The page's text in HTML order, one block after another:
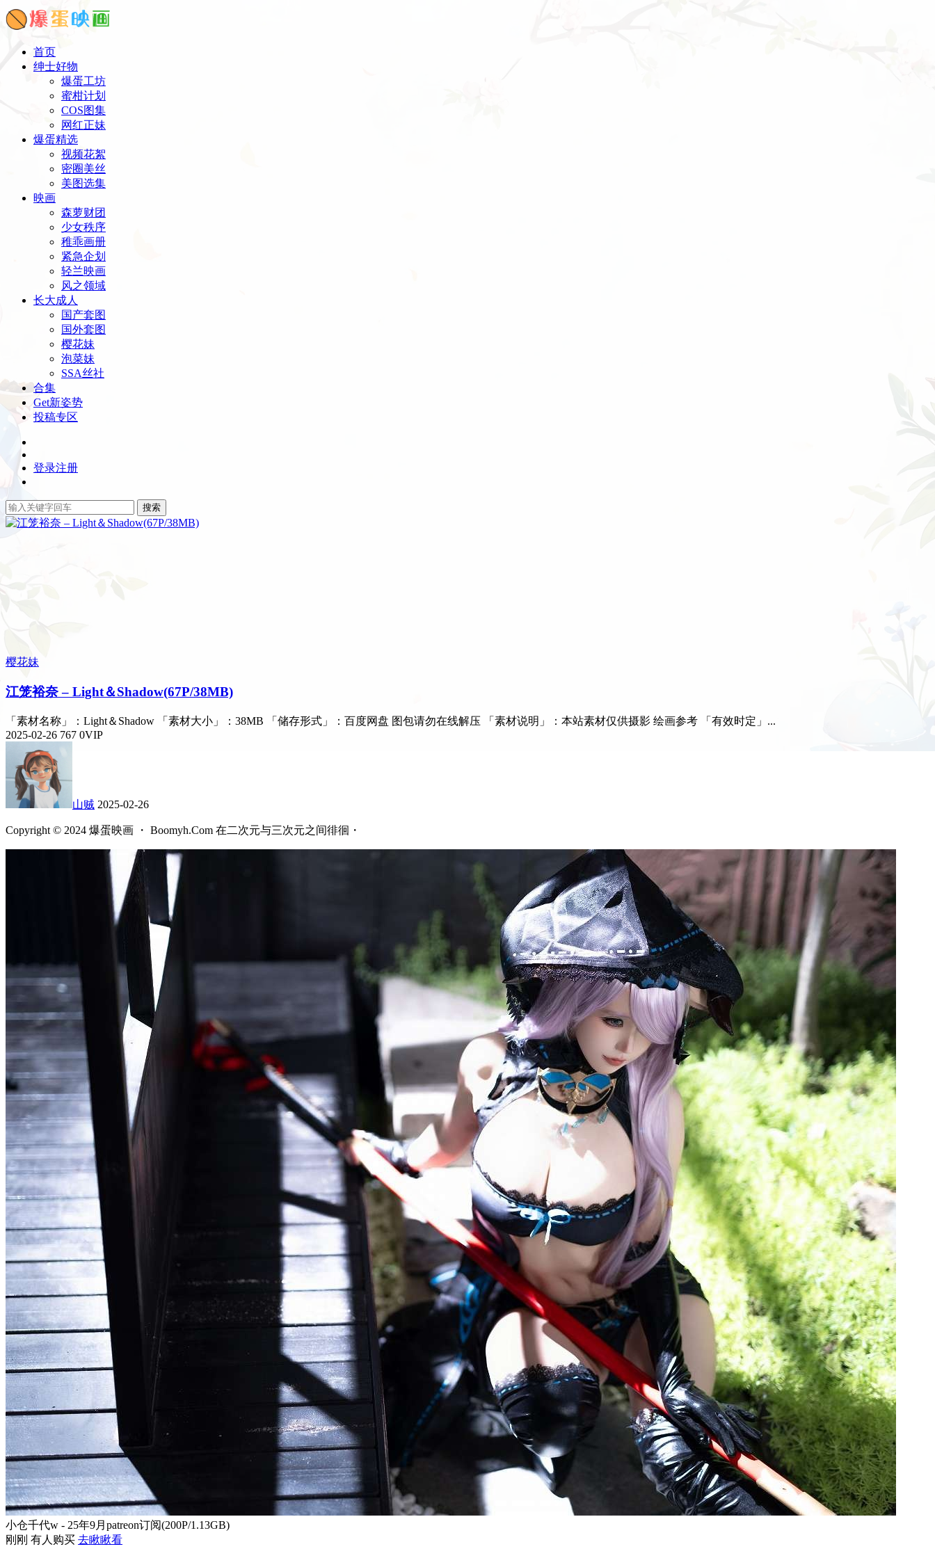
首页
绅士好物
爆蛋工坊
蜜柑计划
COS图集
网红正妹
爆蛋精选
视频花絮
密圈美丝
美图选集
映画
森萝财团
少女秩序
稚乖画册
紧急企划
轻兰映画
风之领域
长大成人
国产套图
国外套图
樱花妹
泡菜妹
SSA丝社
合集
Get新姿势
投稿专区
登录注册
搜索
樱花妹
江笼裕奈 – Light＆Shadow(67P/38MB)
「素材名称」：Light＆Shadow 「素材大小」：38MB 「储存形式」：百度网盘 图包请勿在线解压 「素材说明」：本站素材仅供摄影 绘画参考 「有效时定」...
2025-02-26 767 0VIP
山贼 2025-02-26
Copyright © 2024 爆蛋映画 ・ Boomyh.Com 在二次元与三次元之间徘徊・
小仓千代w - 25年9月patreon订阅(200P/1.13GB)
刚刚 有人购买 去瞅瞅看